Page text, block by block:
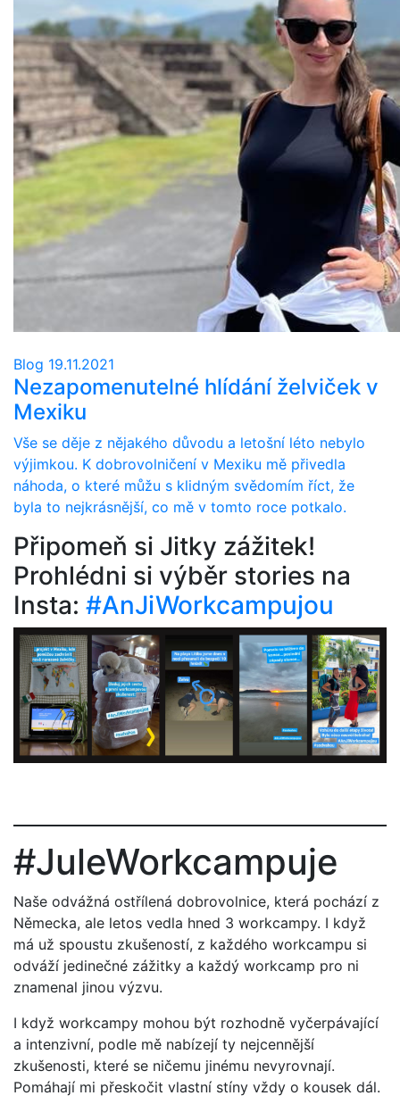
Blog 19.11.2021
Nezapomenutelné hlídání želviček v
Mexiku
Vše se děje z nějakého důvodu a letošní léto nebylo
výjimkou. K dobrovolničení v Mexiku mě přivedla
náhoda, o které můžu s klidným svědomím říct, že
byla to nejkrásnější, co mě v tomto roce potkalo.
Připomeň si Jitky zážitek!
Prohlédni si výběr stories na
Insta: #AnJiWorkcampujou
#JuleWorkcampuje
Naše odvážná ostřílená dobrovolnice, která pochází z
Německa, ale letos vedla hned 3 workcampy. I když
má už spoustu zkušeností, z každého workcampu si
odváží jedinečné zážitky a každý workcamp pro ni
znamenal jinou výzvu.
I když workcampy mohou být rozhodně vyčerpávající
a intenzivní, podle mě nabízejí ty nejcennější
zkušenosti, které se ničemu jinému nevyrovnají.
Pomáhají mi přeskočit vlastní stíny vždy o kousek dál.